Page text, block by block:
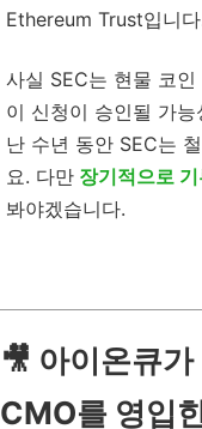
Ethereum Trust입니
사실 SEC는 현물 코
이 신청이 승인될 가
난 수년 동안 SEC는
요. 다만 장기적으로
봐야겠습니다.
🎥 아이온큐
CMO를 영입